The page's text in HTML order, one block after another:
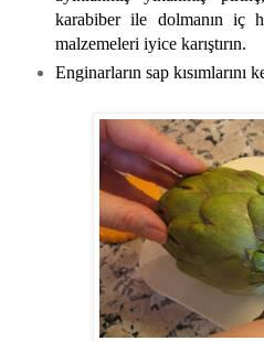
karabiber ile dolmanın iç
malzemeleri iyice karıştırın.
Enginarların sap kısımlarını